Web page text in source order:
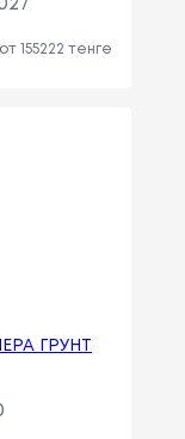
от 155222 тенге
ГРУНТ